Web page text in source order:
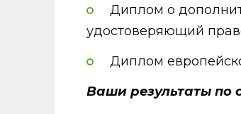
Диплом о
удостоверяющий
Диплом
Ваши результаты по